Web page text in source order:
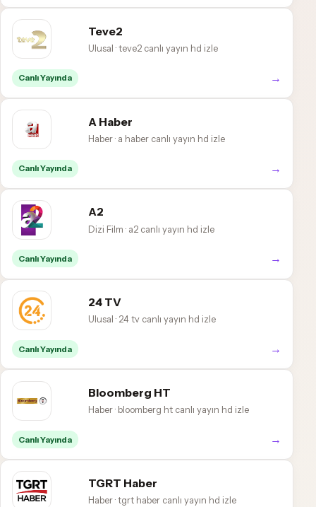
Teve2
Ulusal · teve2 canlı yayın hd izle
Canlı Yayında →
A Haber
Haber · a haber canlı yayın hd izle
Canlı Yayında →
A2
Dizi Film · a2 canlı yayın hd izle
Canlı Yayında →
24 TV
Ulusal · 24 tv canlı yayın hd izle
Canlı Yayında →
Bloomberg HT
Haber · bloomberg ht canlı yayın hd izle
Canlı Yayında →
TGRT Haber
Haber · tgrt haber canlı yayın hd izle